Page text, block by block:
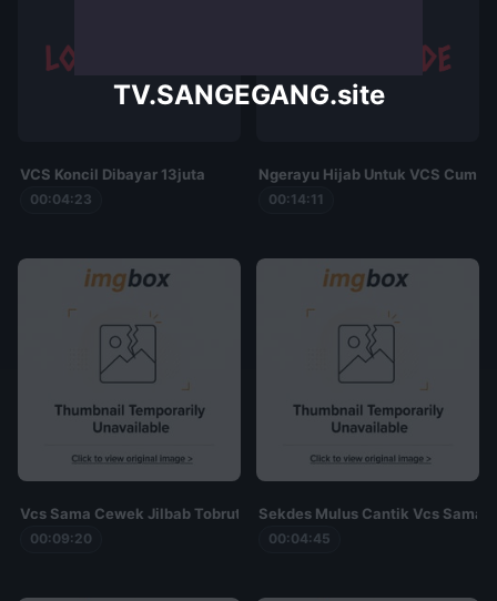
VCS Koncil Dibayar 13juta
00:04:23
Ngerayu Hijab Untuk VCS
00:14:11
Vcs Sama Cewek Jilbab Tobrut Di Livu
00:09:20
Sekdes Mulus Cantik Vcs Sama
00:04:45
TV.SANGEGANG.site